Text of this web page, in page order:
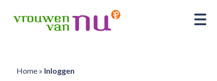
Home» Inloggen